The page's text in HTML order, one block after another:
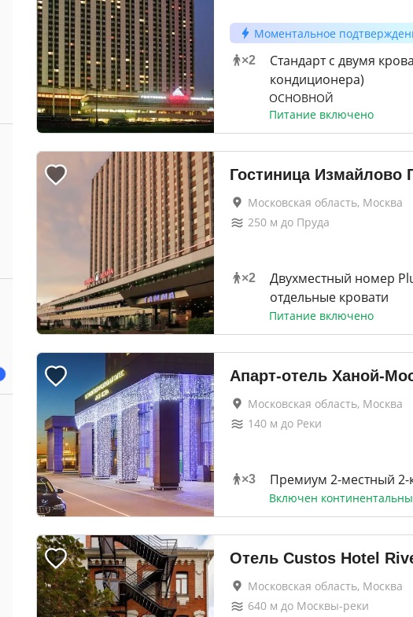
Моментальное
×2
Стандарт с двумя
кондиционера)
ОСНОВНОЙ
Питание включено
Гостиница Измайлово
Московская область, Москва
250м до Пруда
×2
Двухместный номер
отдельные кровати
Питание включено
Апарт-отель Ханой-
Московская область, Москва
140м до Реки
×3 Премиум 2-местный 2-
Включен
Отель Custos Hotel
Московская область, Москва
640м до Москвы-реки